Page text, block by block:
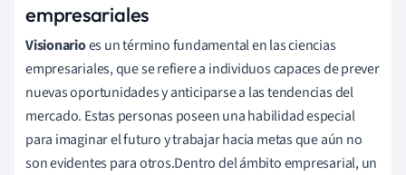
empresariales
Visionarioes un término fundamental en las ciencias
empresariales, que se refiere a individuos capaces de prever
nuevas oportunidades y anticiparse a las tendencias del
mercado. Estas personas poseen una habilidad especial
para imaginar el futuro y trabajar hacia metas que aún no
son evidentes para otros.Dentro del ámbito empresarial, un